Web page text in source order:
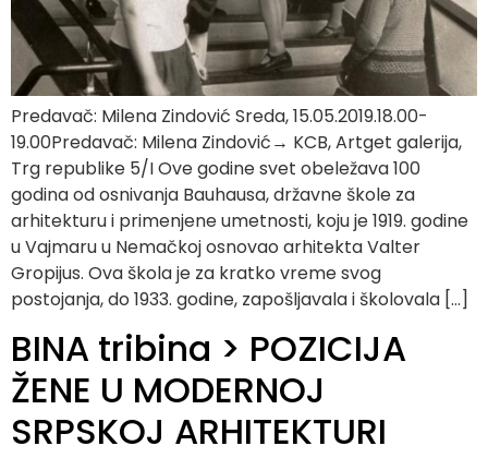
Predavač: Milena Zindović Sreda, 15.05.2019.18.00-
19.00Predavač: Milena Zindović→ KCB, Artget galerija,
Trg republike 5/I Ove godine svet obeležava 100
godina od osnivanja Bauhausa, državne škole za
arhitekturu i primenjene umetnosti, koju je 1919. godine
u Vajmaru u Nemačkoj osnovao arhitekta Valter
Gropijus. Ova škola je za kratko vreme svog
postojanja, do 1933. godine, zapošljavala i školovala […]
BINA tribina > POZICIJA
ŽENE U MODERNOJ
SRPSKOJ ARHITEKTURI